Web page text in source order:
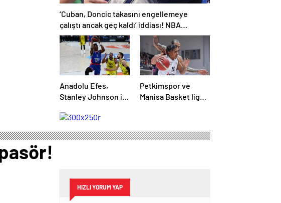
‘Cuban, Doncic takasını engellemeye
çalıştı ancak geç kaldı’ iddiası! NBA
Haberleri
Anadolu Efes,
Stanley Johnson ile
Petkimspor ve
Manisa Basket ligde
HIZLI YORUM YAP